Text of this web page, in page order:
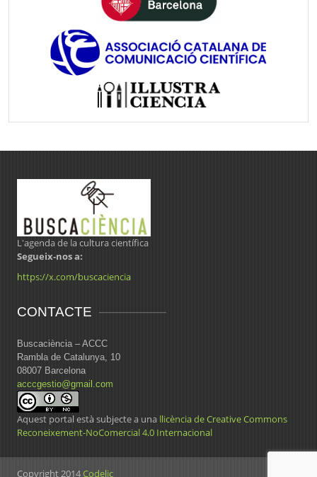
L'agenda de la cultura científica
Segueix-nos a:
https://x.com/buscaciencia
CONTACTE
Buscaciència – ACCC
Rambla de Catalunya, 10
08007 Barcelona
acccgestio@gmail.com
Aquest portal està subjecte a una llicència de Creative Commons
Reconeixement-NoComercial 4.0 Internacional
Copyright 2014Codelic